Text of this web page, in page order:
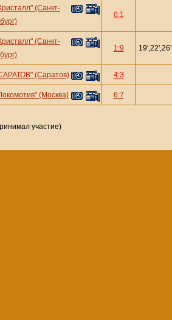
(Санкт-
0:1
(Санкт-
1:9 19',22',26'
(Саратов) 4:3
(Москва) 6:7
участие)